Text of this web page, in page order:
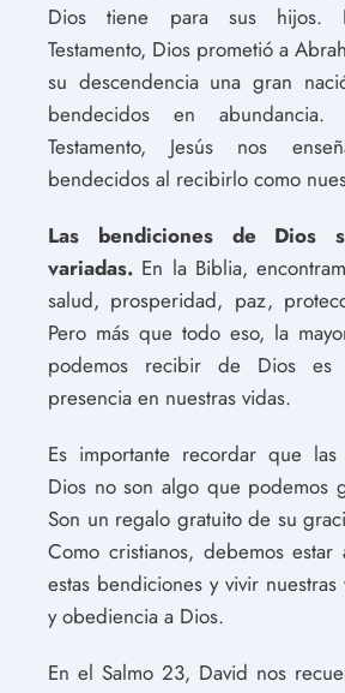
Dios tiene para sus hijos.
Testamento, Dios prometió a
su descendencia una gran
bendecidos en
Testamento, Jesús nos
bendecidos al recibirlo como
Las bendiciones de Dios
variadas. En la Biblia,
salud, prosperidad, paz,
Pero más que todo eso, la
podemos recibir de Dios
presencia en nuestras vidas.
Es importante recordar que
Dios no son algo que podemos
Son un regalo gratuito de su
Como cristianos, debemos
estas bendiciones y vivir
y obediencia a Dios.
En el Salmo 23, David nos